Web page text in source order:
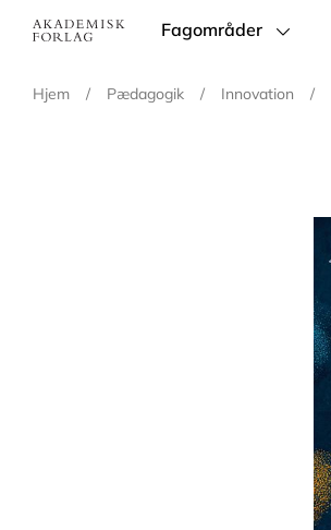
Main
Fagområder
Hjem / Pædagogik / Innovation /